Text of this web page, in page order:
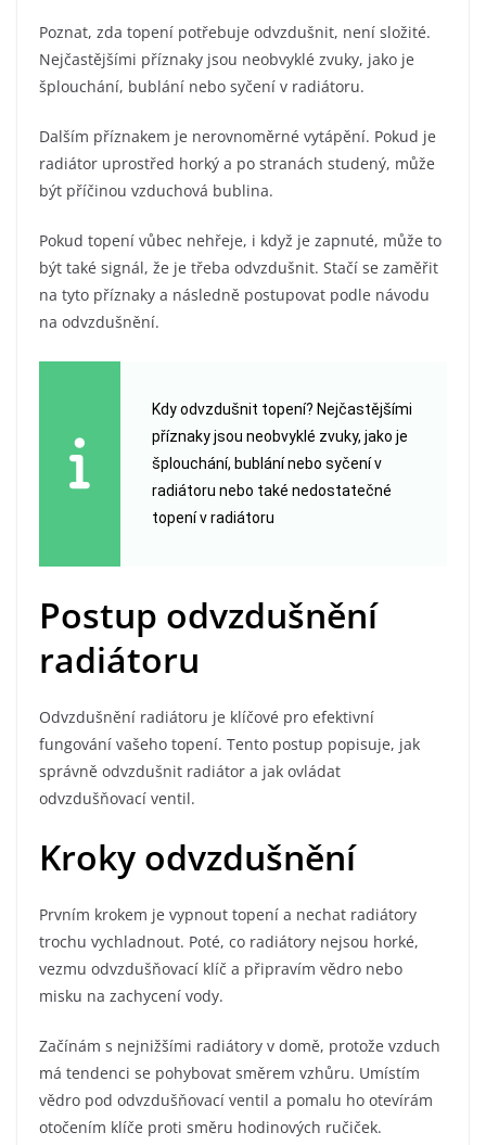
Poznat, zda topení potřebuje odvzdušnit, není složité.
Nejčastějšími příznaky jsou neobvyklé zvuky, jako je
šplouchání, bublání nebo syčení v radiátoru.
Dalším příznakem je nerovnoměrné vytápění. Pokud je
radiátor uprostřed horký a po stranách studený, může
být příčinou vzduchová bublina.
Pokud topení vůbec nehřeje, i když je zapnuté, může to
být také signál, že je třeba odvzdušnit. Stačí se zaměřit
na tyto příznaky a následně postupovat podle návodu
na odvzdušnění.
Kdy odvzdušnit topení? Nejčastějšími
příznaky jsou neobvyklé zvuky, jako je
šplouchání, bublání nebo syčení v
radiátoru nebo také nedostatečné
topení v radiátoru
Postup odvzdušnění
radiátoru
Odvzdušnění radiátoru je klíčové pro efektivní
fungování vašeho topení. Tento postup popisuje, jak
správně odvzdušnit radiátor a jak ovládat
odvzdušňovací ventil.
Kroky odvzdušnění
Prvním krokem je vypnout topení a nechat radiátory
trochu vychladnout. Poté, co radiátory nejsou horké,
vezmu odvzdušňovací klíč a připravím vědro nebo
misku na zachycení vody.
Začínám s nejnižšími radiátory v domě, protože vzduch
má tendenci se pohybovat směrem vzhůru. Umístím
vědro pod odvzdušňovací ventil a pomalu ho otevírám
otočením klíče proti směru hodinových ručiček.